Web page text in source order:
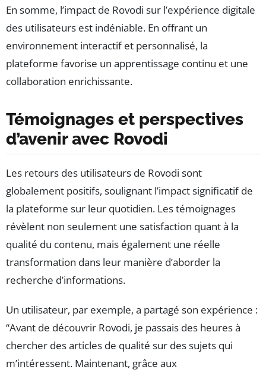
En somme, l’impact de Rovodi sur l’expérience digitale
des utilisateurs est indéniable. En offrant un
environnement interactif et personnalisé, la
plateforme favorise un apprentissage continu et une
collaboration enrichissante.
Témoignages et perspectives
d’avenir avec Rovodi
Les retours des utilisateurs de Rovodi sont
globalement positifs, soulignant l’impact significatif de
la plateforme sur leur quotidien. Les témoignages
révèlent non seulement une satisfaction quant à la
qualité du contenu, mais également une réelle
transformation dans leur manière d’aborder la
recherche d’informations.
Un utilisateur, par exemple, a partagé son expérience :
“Avant de découvrir Rovodi, je passais des heures à
chercher des articles de qualité sur des sujets qui
m’intéressent. Maintenant, grâce aux